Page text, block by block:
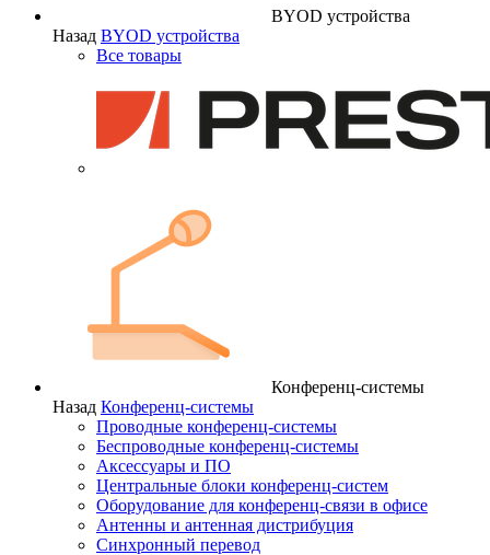
BYOD устройства
Назад BYOD устройства
Все товары
Конференц-системы
Назад Конференц-системы
Проводные конференц-системы
Беспроводные конференц-системы
Аксессуары и ПО
Центральные блоки конференц-систем
Оборудование для конференц-связи в офисе
Антенны и антенная дистрибуция
Синхронный перевод